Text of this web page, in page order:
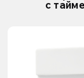
с